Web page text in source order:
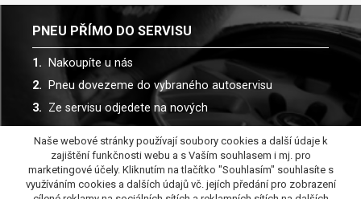
PNEU PŘÍMO DO SERVISU
Nakoupíte u nás
Pneu dovezeme do vybraného autoservisu
Ze servisu odjedete na nových
Spolupracujeme s více než 30 autoservisy
Naše webové stránky používají soubory cookies a další údaje k
zajištění funkčnosti webu a s Vaším souhlasem i mj. pro
marketingové účely. Kliknutím na tlačítko "Souhlasím" souhlasíte s
využíváním cookies a dalších údajů vč. jejích předání pro zobrazení